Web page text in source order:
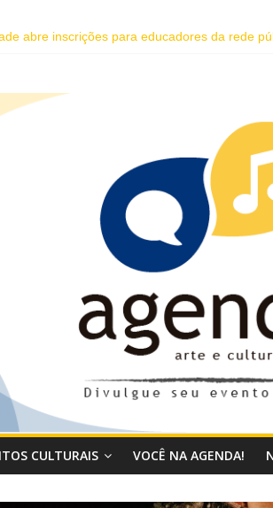
da Vila Sul do Goethe-Institut e
ao dia do Rap Nacional
Junho Chu estão entre as atrações
CULTURAIS VOCÊ NA AGENDA!